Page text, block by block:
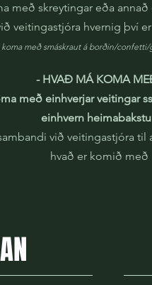
með skreytingar eða
veitingastjóra hvernig því
með smáskraut á borðin/
- HVAÐ MÁ KOMA
með einhverjar veitingar
einhvern
við veitingastjóra
hvað er komið með